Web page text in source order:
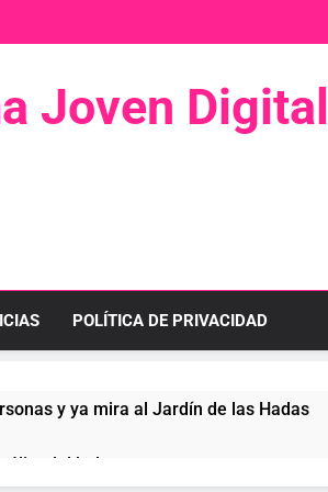
Joven Digital
POLÍTICA DE PRIVACIDAD
y ya mira al Jardín de las Hadas
del baloncesto